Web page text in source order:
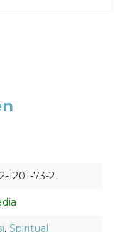
1201-73-2
, Spiritual